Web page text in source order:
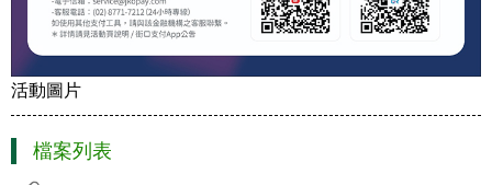
活動圖片
檔案列表